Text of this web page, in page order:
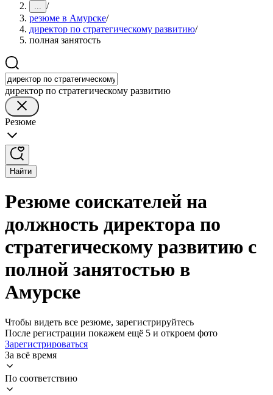
... /
резюме в Амурске/
директор по стратегическому развитию/
полная занятость
директор по стратегическому развитию
Резюме
Найти
Резюме соискателей на
должность директора по
стратегическому развитию с
полной занятостью в
Амурске
Чтобы видеть все резюме, зарегистрируйтесь
После регистрации покажем ещё 5 и откроем фото
Зарегистрироваться
За всё время
По соответствию